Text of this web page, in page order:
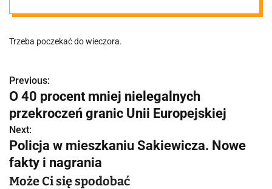
dziewięć takich
pokazów
Trzeba poczekać do wieczora.
N
a
w
i
g
Previous:
O 40 procent mniej nielegalnych
przekroczeń granic Unii Europejskiej
Next:
Policja w mieszkaniu Sakiewicza. Nowe
fakty i nagrania
Może Ci się spodobać